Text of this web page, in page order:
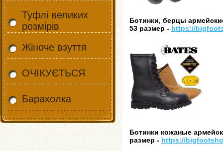
Туфлі великих
розмірів
Жіноче взуття
ОЧІКУЄТЬСЯ
Барахолка
Ботинки, берцы
53 размер - https://
Ботинки кожаные
размер - https://